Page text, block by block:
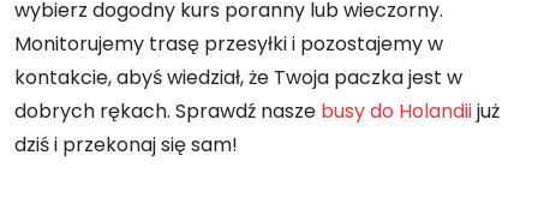
wybierz dogodny kurs poranny lub wieczorny.
Monitorujemy trasę przesyłki i pozostajemy w
kontakcie, abyś wiedział, że Twoja paczka jest w
dobrych rękach. Sprawdź nasze busy do Holandiijuż
dziś i przekonaj się sam!